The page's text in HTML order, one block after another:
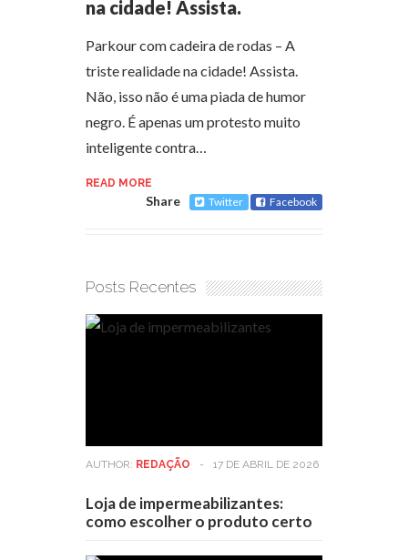
na cidade! Assista.
Parkour com cadeira de rodas – A
triste realidade na cidade! Assista.
Não, isso não é uma piada de humor
negro. É apenas um protesto muito
inteligente contra…
READ MORE
Share Twitter Facebook
Posts Recentes
AUTHOR: REDAÇÃO - 17 DE ABRIL DE 2026
Loja de impermeabilizantes:
como escolher o produto certo